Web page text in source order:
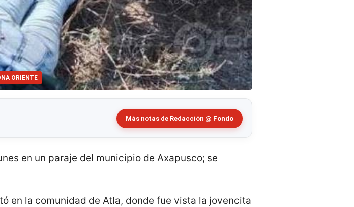
ORIENTE
Más notas de Redacción @ Fondo
en un paraje del municipio de Axapusco; se
en la comunidad de Atla, donde fue vista la jovencita